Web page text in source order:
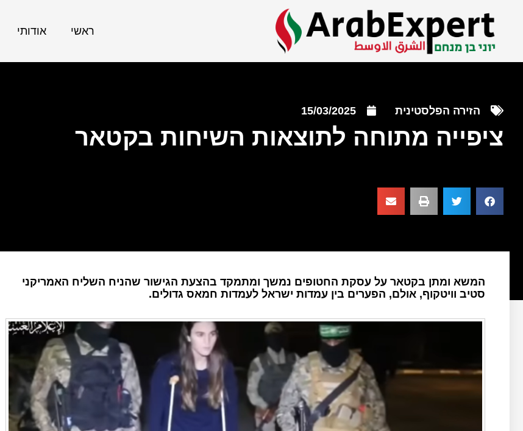
ראשי אודותי
הזירה הפלסטינית 15/03/2025
ציפייה מתוחה לתוצאות השיחות בקטאר
המשא ומתן בקטאר על עסקת החטופים נמשך ומתמקד בהצעת הגישור שהניח השליח האמריקני
סטיב וויטקוף, אולם, הפערים בין עמדות ישראל לעמדות חמאס גדולים.